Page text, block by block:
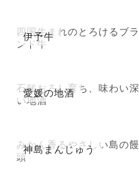
伊予牛
四国生まれのとろけるブラ
ンド牛
愛媛の地酒
石鎚おろし育ち、味わい深
い地酒
神島まんじゅう
みかん香るやさしい島の饅
頭